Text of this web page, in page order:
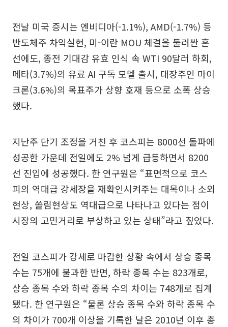
전날 미국 증시는 엔비디아(-1.1%), AMD(-1.7%) 등
반도체주 차익실현, 미-이란 MOU 체결을 둘러싼 혼
선에도, 종전 기대감 유효 인식 속 WTI 90달러 하회,
메타(3.7%)의 유료 AI 구독 모델 출시, 대장주인 마이
크론(3.6%)의 목표주가 상향 호재 등으로 소폭 상승
했다.
지난주 단기 조정을 거친 후 코스피는 8000선 돌파에
성공한 가운데 전일에도 2% 넘게 급등하면서 8200
선 진입에 성공했다. 한 연구원은 “표면적으로 코스
피의 역대급 강세장을 재확인시켜주는 대목이나 소외
현상, 쏠림현상도 역대급으로 나타나고 있다는 점이
시장의 고민거리로 부상하고 있는 상태”라고 짚었다.
전일 코스피가 강세로 마감한 상황 속에서 상승 종목
수는 75개에 불과한 반면, 하락 종목 수는 823개로,
상승 종목 수와 하락 종목 수의 차이는 748개로 집계
됐다. 한 연구원은 “물론 상승 종목 수와 하락 종목 수
의 차이가 700개 이상을 기록한 날은 2010년 이후 총